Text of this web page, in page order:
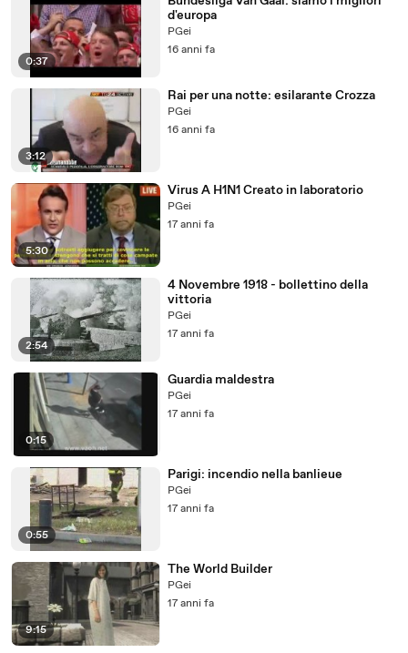
0:37
d'europa
PGei
16 anni fa
3:12
Rai per una notte: esilarante Crozza
PGei
16 anni fa
5:30
Virus A H1N1 Creato in laboratorio
PGei
17 anni fa
2:54
4 Novembre 1918 - bollettino della
vittoria
PGei
17 anni fa
0:15
Guardia maldestra
PGei
17 anni fa
0:55
Parigi: incendio nella banlieue
PGei
17 anni fa
9:15
The World Builder
PGei
17 anni fa